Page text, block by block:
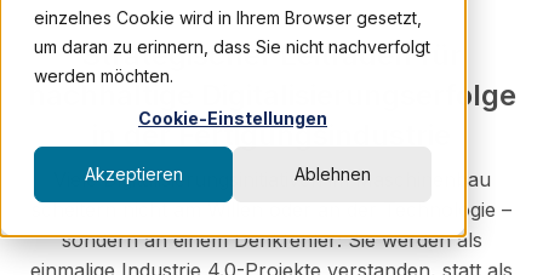
einzelnes Cookie wird in Ihrem Browser gesetzt,
um daran zu erinnern, dass Sie nicht nachverfolgt
werden möchten.
Cookie-Einstellungen
Akzeptieren Ablehnen
Strategischer Leitfaden für
nachhaltige Digitalisierungserfolge
in der Fertigungsindustrie
Viele Digitalisierungsinitiativen im Maschinenbau
scheitern nicht am Willen oder an der Technologie –
sondern an einem Denkfehler: Sie werden als
einmalige Industrie 4.0-Projekte verstanden, statt als